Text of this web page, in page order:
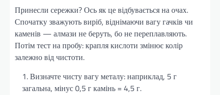
Принесли сережки? Ось як це відбувається на очах.
Спочатку зважують виріб, віднімаючи вагу гачків чи
каменів — алмази не беруть, бо не переплавляють.
Потім тест на пробу: крапля кислоти змінює колір
залежно від чистоти.
Визначте чисту вагу металу: наприклад, 5 г
загальна, мінус 0,5 г камінь = 4,5 г.